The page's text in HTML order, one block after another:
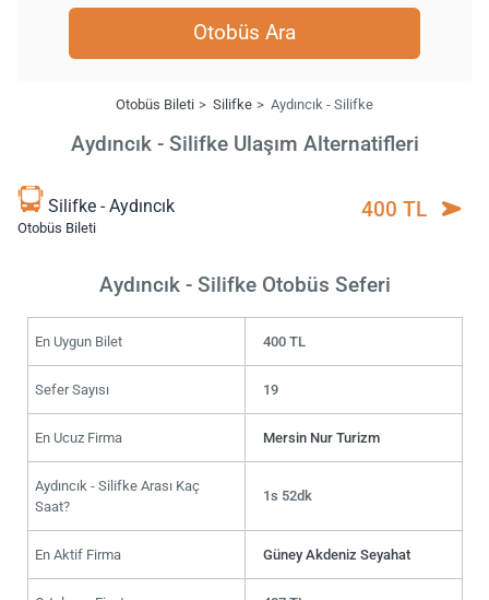
Otobüs Ara
Otobüs Bileti Silifke Aydıncık - Silifke
Aydıncık - Silifke Ulaşım Alternatifleri
Silifke - Aydıncık
Otobüs Bileti
400 TL
Aydıncık - Silifke Otobüs Seferi
En Uygun Bilet 400 TL
Sefer Sayısı 19
En Ucuz Firma Mersin Nur Turizm
Aydıncık - Silifke Arası Kaç
Saat?
1s 52dk
En Aktif Firma Güney Akdeniz Seyahat